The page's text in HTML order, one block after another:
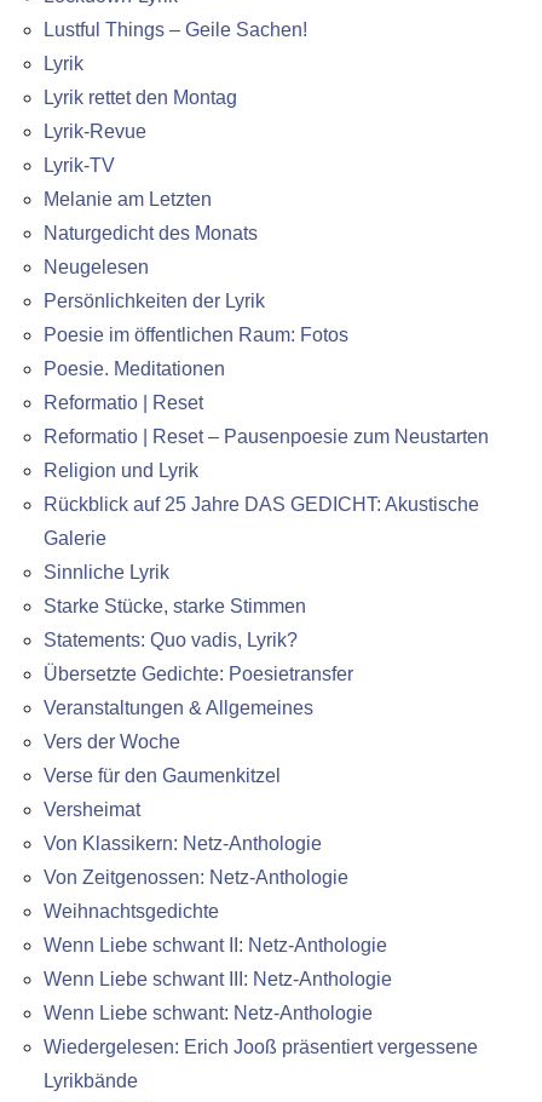
Lustful Things – Geile Sachen!
Lyrik
Lyrik rettet den Montag
Lyrik-Revue
Lyrik-TV
Melanie am Letzten
Naturgedicht des Monats
Neugelesen
Persönlichkeiten der Lyrik
Poesie im öffentlichen Raum: Fotos
Poesie. Meditationen
Reformatio | Reset
Reformatio | Reset – Pausenpoesie zum Neustarten
Religion und Lyrik
Rückblick auf 25 Jahre DAS GEDICHT: Akustische
Galerie
Sinnliche Lyrik
Starke Stücke, starke Stimmen
Statements: Quo vadis, Lyrik?
Übersetzte Gedichte: Poesietransfer
Veranstaltungen & Allgemeines
Vers der Woche
Verse für den Gaumenkitzel
Versheimat
Von Klassikern: Netz-Anthologie
Von Zeitgenossen: Netz-Anthologie
Weihnachtsgedichte
Wenn Liebe schwant II: Netz-Anthologie
Wenn Liebe schwant III: Netz-Anthologie
Wenn Liebe schwant: Netz-Anthologie
Wiedergelesen: Erich Jooß präsentiert vergessene
Lyrikbände